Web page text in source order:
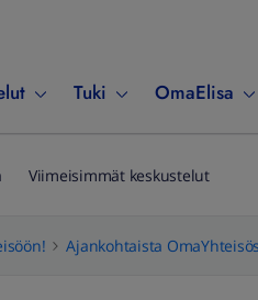
Tuki OmaElisa
Viimeisimmät keskustelut
Ajankohtaista